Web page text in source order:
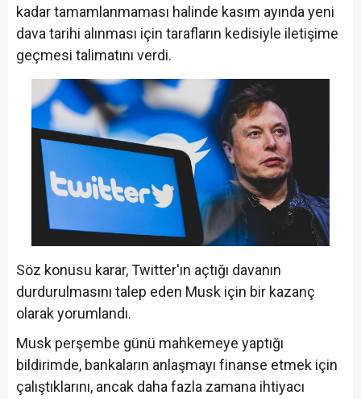
kadar tamamlanmaması halinde kasım ayında yeni
dava tarihi alınması için tarafların kedisiyle iletişime
geçmesi talimatını verdi.
Söz konusu karar, Twitter'ın açtığı davanın
durdurulmasını talep eden Musk için bir kazanç
olarak yorumlandı.
Musk perşembe günü mahkemeye yaptığı
bildirimde, bankaların anlaşmayı finanse etmek için
çalıştıklarını, ancak daha fazla zamana ihtiyacı